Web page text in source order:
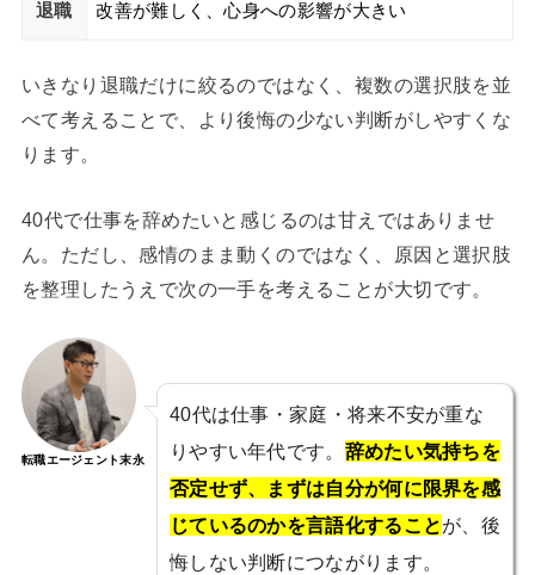
退職 改善が難しく、心身への影響が大きい
いきなり退職だけに絞るのではなく、複数の選択肢を並
べて考えることで、より後悔の少ない判断がしやすくな
ります。
40代で仕事を辞めたいと感じるのは甘えではありませ
ん。ただし、感情のまま動くのではなく、原因と選択肢
を整理したうえで次の一手を考えることが大切です。
転職エージェント末永
40代は仕事・家庭・将来不安が重な
りやすい年代です。 辞めたい気持ちを
否定せず、まずは自分が何に限界を感
じているのかを言語化することが、後
悔しない判断につながります。